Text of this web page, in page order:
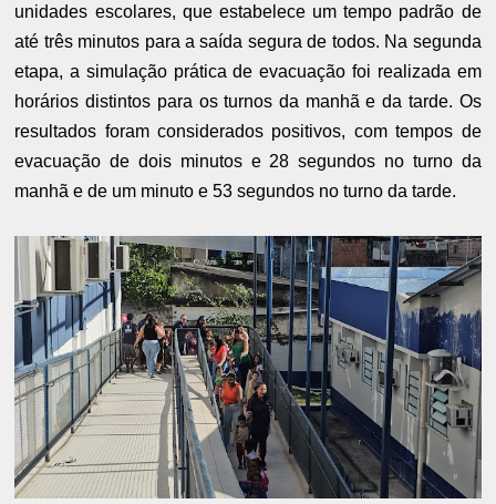
unidades escolares, que estabelece um tempo padrão de
até três minutos para a saída segura de todos. Na segunda
etapa, a simulação prática de evacuação foi realizada em
horários distintos para os turnos da manhã e da tarde. Os
resultados foram considerados positivos, com tempos de
evacuação de dois minutos e 28 segundos no turno da
manhã e de um minuto e 53 segundos no turno da tarde.